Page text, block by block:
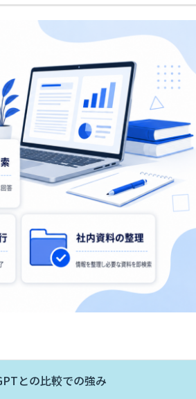
との比較での強み